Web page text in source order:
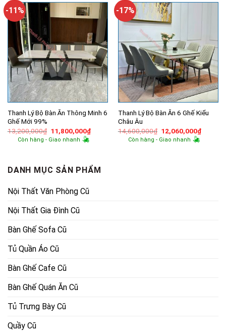
590,000₫.
-11%
Thanh Lý Bộ Bàn Ăn Thông Minh 6
Ghế Mới 99%
13,200,000₫ Giá
gốc
là:
11,800,000₫Giá
hiện
Còn hàng - Giao nhanh
-17%
Thanh Lý Bộ Bàn Ăn 6 Ghế Kiểu
Châu Âu
14,600,000₫ Giá
gốc
là:
12,060,000₫Giá
hiện
Còn hàng - Giao nhanh
DANH MỤC SẢN PHẨM
Nội Thất Văn Phòng Cũ
Nội Thất Gia Đình Cũ
Bàn Ghế Sofa Cũ
Tủ Quần Áo Cũ
Bàn Ghế Cafe Cũ
Bàn Ghế Quán Ăn Cũ
Tủ Trưng Bày Cũ
Quầy Cũ